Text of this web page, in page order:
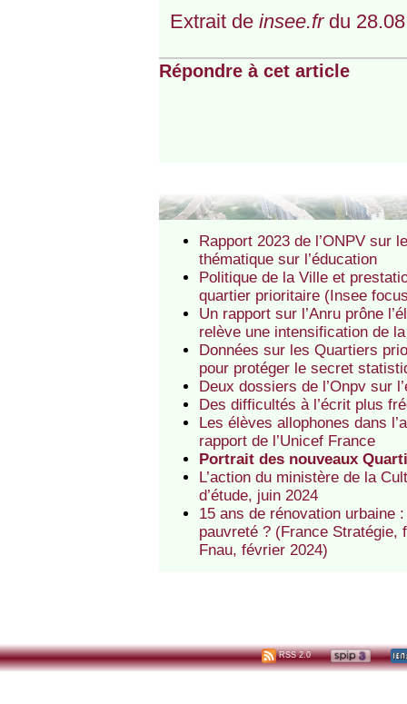
Extrait de insee.frdu
Répondre à cet article
Rapport 2023 de l’ONPV
thématique sur l’éducation
Politique de la Ville et
quartier prioritaire (Insee
Un rapport sur l’Anru prône
relève une intensification de
Données sur les Quartiers
pour protéger le secret
Deux dossiers de l’Onpv sur
Des difficultés à l’écrit plus
Les élèves allophones dans
rapport de l’Unicef France
Portrait des nouveaux
L’action du ministère de la
d’étude, juin 2024
15 ans de rénovation urbaine
pauvreté ? (France
Fnau, février 2024)
RSS 2.0